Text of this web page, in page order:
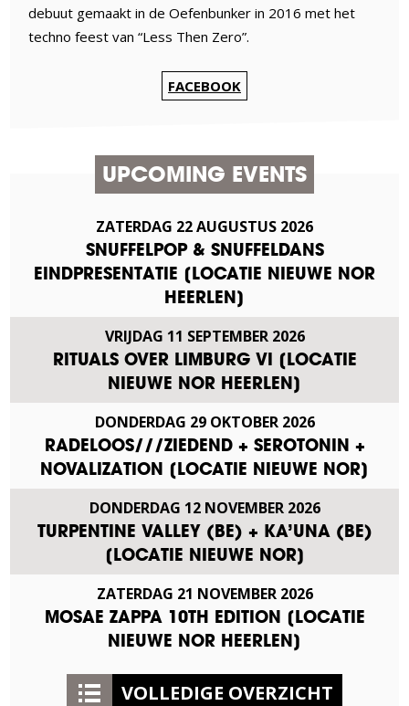
debuut gemaakt in de Oefenbunker in 2016 met het
techno feest van “Less Then Zero”.
FACEBOOK
UPCOMING EVENTS
ZATERDAG 22AUGUSTUS 2026
SNUFFELPOP & SNUFFELDANS
EINDPRESENTATIE [LOCATIE NIEUWE NOR
HEERLEN]
VRIJDAG 11 SEPTEMBER 2026
RITUALS OVER LIMBURG VI [LOCATIE
NIEUWE NOR HEERLEN]
DONDERDAG 29 OKTOBER 2026
RADELOOS///ZIEDEND + SEROTONIN +
NOVALIZATION [LOCATIE NIEUWE NOR]
DONDERDAG 12 NOVEMBER 2026
TURPENTINE VALLEY (BE) + KA’UNA (BE)
[LOCATIE NIEUWE NOR]
ZATERDAG 21 NOVEMBER 2026
MOSAE ZAPPA 10TH EDITION [LOCATIE
NIEUWE NOR HEERLEN]
VOLLEDIGE OVERZICHT